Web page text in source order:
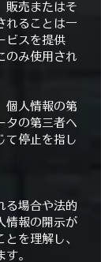
販売またはそ
れることは一
ビスを提供
のみ使用され
人情報の第
タの第三者へ
て停止を指し
る場合や法的
情報の開示が
を理解し、
。